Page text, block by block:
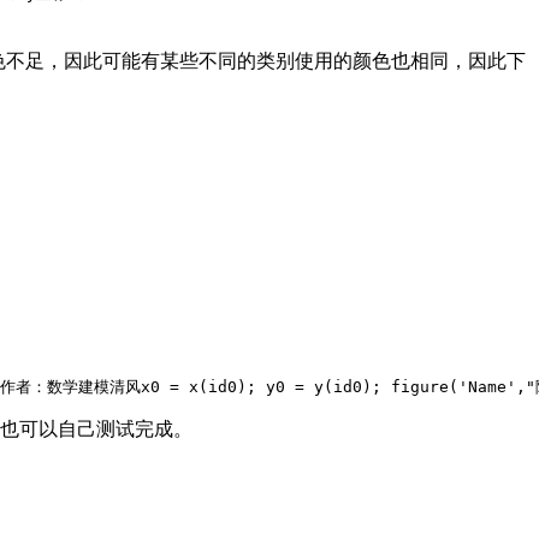
足，因此可能有某些不同的类别使用的颜色也相同，因此下
数学建模清风x0 = x(id0); y0 = y(id0); figure( 'Name' , "
可以自己测试完成。